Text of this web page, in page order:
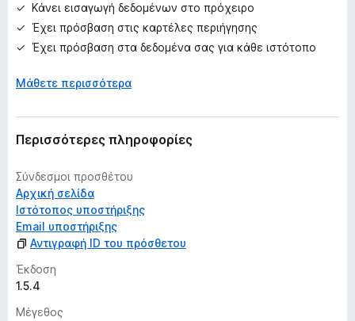
β
α
θ
ο
ο
ί
ς
Κάνει εισαγωγή δεδομένων στο πρόχειρο
Έχει πρόσβαση στις καρτέλες περιήγησης
Έχει πρόσβαση στα δεδομένα σας για κάθε ιστότοπο
Μάθετε περισσότερα
Περισσότερες πληροφορίες
Σύνδεσμοι προσθέτου
Αρχική σελίδα
Ιστότοπος υποστήριξης
Email υποστήριξης
Αντιγραφή ID του πρόσθετου
Έκδοση
1.5.4
Μέγεθος